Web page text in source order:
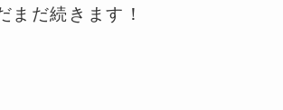
まだ続きます！